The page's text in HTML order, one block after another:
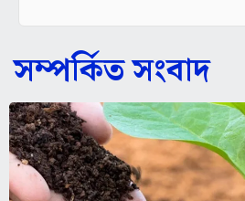
সম্পর্কিত সংবাদ